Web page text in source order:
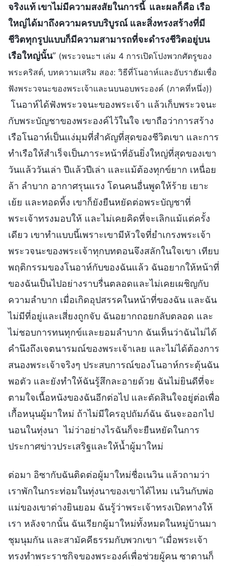
จริงแท้ เขาไม่มีความสงสัยในการนี้ และผลก็คือ เรือ
ใหญ่ได้มาถึงความครบบริบูรณ์ และสิ่งทรงสร้างที่มี
ชีวิตทุกรูปแบบก็มีความสามารถที่จะดำรงชีวิตอยู่บน
เรือใหญ่นั้น” (พระวจนะฯ เล่ม 4 การเปิดโปงพวกศัตรูของ
พระคริสต์, บทความเสริม สอง: วิธีที่โนอาห์และอับราฮัมเชื่อ
ฟังพระวจนะของพระเจ้าและนบนอบพระองค์ (ภาคที่หนึ่ง))
โนอาห์ได้ฟังพระวจนะของพระเจ้า แล้วเก็บพระวจนะ
กับพระบัญชาของพระองค์ไว้ในใจ เขาถือว่าการสร้าง
เรือโนอาห์เป็นแง่มุมที่สำคัญที่สุดของชีวิตเขา และการ
ทำเรือให้สำเร็จเป็นภาระหน้าที่อันยิ่งใหญ่ที่สุดของเขา
วันแล้ววันเล่า ปีแล้วปีเล่า และแม้ต้องทุกข์ยาก เหนื่อย
ล้า ลำบาก อากาศรุนแรง โดนคนอื่นพูดให้ร้าย เยาะ
เย้ย และทอดทิ้ง เขาก็ยังยืนหยัดต่อพระบัญชาที่
พระเจ้าทรงมอบให้ และไม่เคยคิดที่จะเลิกแม้แต่ครั้ง
เดียว เขาทำแบบนี้เพราะเขามีหัวใจที่ยำเกรงพระเจ้า
พระวจนะของพระเจ้าทุกบทตอนจึงสลักในใจเขา เทียบ
พฤติกรรมของโนอาห์กับของฉันแล้ว ฉันอยากให้หน้าที่
ของฉันเป็นไปอย่างราบรื่นตลอดและไม่เคยเผชิญกับ
ความลำบาก เมื่อเกิดอุปสรรคในหน้าที่ของฉัน และฉัน
ไม่มีที่อยู่และเสี่ยงถูกจับ ฉันอยากถอยกลับตลอด และ
ไม่ชอบการทนทุกข์และยอมลำบาก ฉันเห็นว่าฉันไม่ได้
คำนึงถึงเจตนารมณ์ของพระเจ้าเลย และไม่ได้ต้องการ
สนองพระเจ้าจริงๆ ประสบการณ์ของโนอาห์กระตุ้นฉัน
พอตัว และยังทำให้ฉันรู้สึกละอายด้วย ฉันไม่ยินดีที่จะ
ตามใจเนื้อหนังของฉันอีกต่อไป และตัดสินใจอยู่ต่อเพื่อ
เกื้อหนุนผู้มาใหม่ ถ้าไม่มีใครอุปถัมภ์ฉัน ฉันจะออกไป
นอนในทุ่งนา ไม่ว่าอย่างไรฉันก็จะยืนหยัดในการ
ประกาศข่าวประเสริฐและให้น้ำผู้มาใหม่
ต่อมา อิซากับฉันติดต่อผู้มาใหม่ชื่อเนวิน แล้วถามว่า
เราพักในกระท่อมในทุ่งนาของเขาได้ไหม เนวินกับพ่อ
แม่ของเขาต่างยินยอม ฉันรู้ว่าพระเจ้าทรงเปิดทางให้
เรา หลังจากนั้น ฉันเรียกผู้มาใหม่ทั้งหมดในหมู่บ้านมา
ชุมนุมกัน และสามัคคีธรรมกับพวกเขา “เมื่อพระเจ้า
ทรงทำพระราชกิจของพระองค์เพื่อช่วยผู้คน ซาตานก็